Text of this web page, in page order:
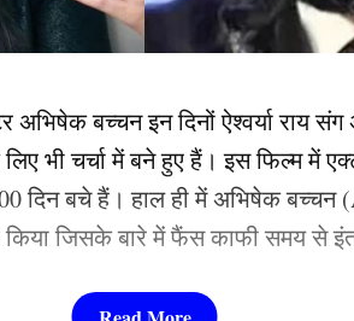
अभिषेक बच्चन इन दिनों ऐश्वर्या राय
भी चर्चा में बने हुए हैं। इस फिल्म में
दिन बचे हैं। हाल ही में अभिषेक बच्चन
किया जिसके बारे में फैंस काफी समय